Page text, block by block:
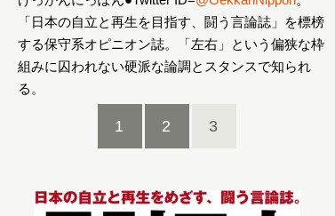
「日本の自立と再生を目指す、闘う言論誌」を標榜
する保守系オピニオン誌。「左右」という偏狭な枠
組みに囚われない硬派な論調とスタンスで知られ
る。
1 2 3